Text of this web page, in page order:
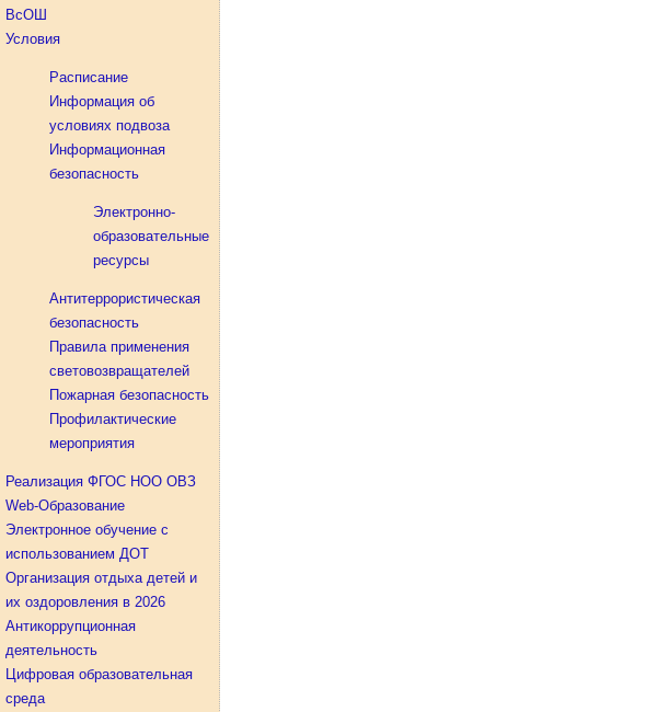
ВсОШ
Условия
Расписание
Информация об
условиях подвоза
Информационная
безопасность
Электронно-
образовательные
ресурсы
Антитеррористическая
безопасность
Правила применения
световозвращателей
Пожарная безопасность
Профилактические
мероприятия
Реализация ФГОС НОО ОВЗ
Web-Образование
Электронное обучение с
использованием ДОТ
Организация отдыха детей и
их оздоровления в 2026
Антикоррупционная
деятельность
Цифровая образовательная
среда